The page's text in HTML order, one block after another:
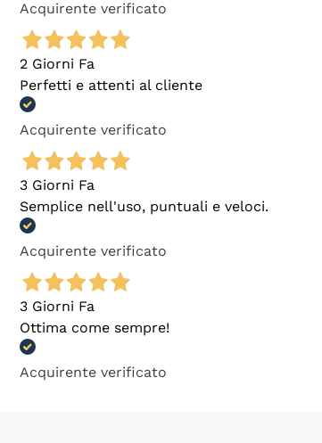
Acquirente verificato
2 Giorni Fa
Perfetti e attenti al cliente
Acquirente verificato
3 Giorni Fa
Semplice nell'uso, puntuali e veloci.
Acquirente verificato
3 Giorni Fa
Ottima come sempre!
Acquirente verificato